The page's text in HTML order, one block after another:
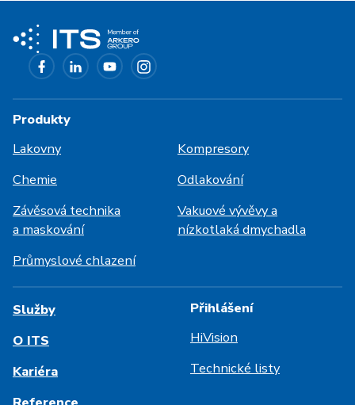
Produkty
Lakovny
Kompresory
Chemie
Odlakování
Závěsová technika
a maskování
Vakuové vývěvy a
nízkotlaká dmychadla
Průmyslové chlazení
Služby
O ITS
Kariéra
Přihlášení
HiVision
Technické listy